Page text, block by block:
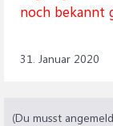
noch bekannt
31. Januar 2020
(Du musst